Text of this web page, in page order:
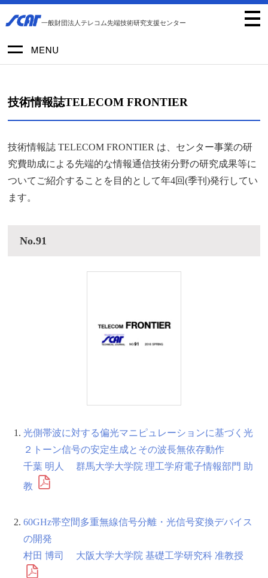
一般財団法人テレコム先端技術研究支援センター
技術情報誌TELECOM FRONTIER
技術情報誌 TELECOM FRONTIER は、センター事業の研
究費助成による先端的な情報通信技術分野の研究成果等に
ついてご紹介することを目的として年4回(季刊)発行してい
ます。
No.91
光側帯波に対する偏光マニピュレーションに基づく光
２トーン信号の安定生成とその波長無依存動作
千葉 明人 群馬大学大学院 理工学府電子情報部門 助
教
60GHz帯空間多重無線信号分離・光信号変換デバイス
の開発
村田 博司 大阪大学大学院 基礎工学研究科 准教授